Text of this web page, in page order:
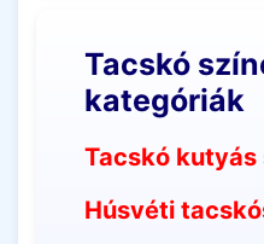
Tacskó
kategóriák
Tacskó kutyás
Húsvéti